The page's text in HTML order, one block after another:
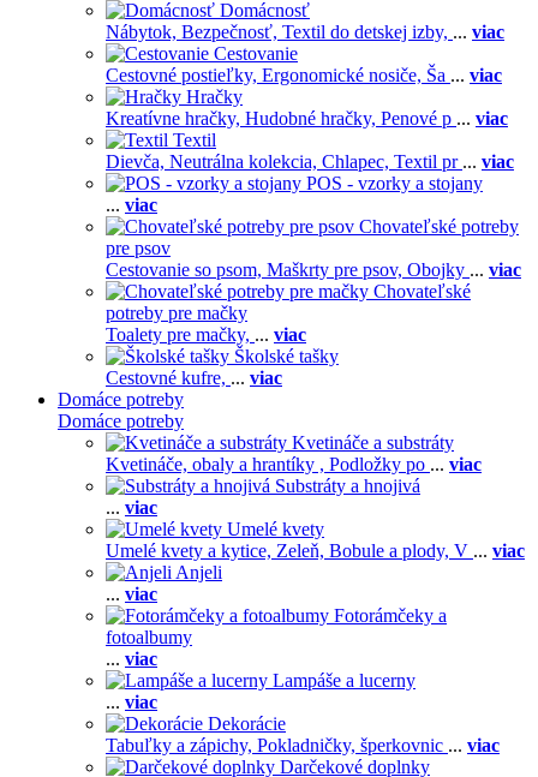
Domácnosť
Nábytok, Bezpečnosť, Textil do detskej izby, ... viac
Cestovanie
Cestovné postieľky, Ergonomické nosiče, Ša ... viac
Hračky
Kreatívne hračky, Hudobné hračky, Penové p ... viac
Textil
Dievča, Neutrálna kolekcia, Chlapec, Textil pr ... viac
POS - vzorky a stojany
... viac
Chovateľské potreby
pre psov
Cestovanie so psom, Maškrty pre psov, Obojky ... viac
Chovateľské
potreby pre mačky
Toalety pre mačky, ... viac
Školské tašky
Cestovné kufre, ... viac
Domáce potreby
Domáce potreby
Kvetináče a substráty
Kvetináče, obaly a hrantíky , Podložky po ... viac
Substráty a hnojivá
... viac
Umelé kvety
Umelé kvety a kytice, Zeleň, Bobule a plody, V ... viac
Anjeli
... viac
Fotorámčeky a
fotoalbumy
... viac
Lampáše a lucerny
... viac
Dekorácie
Tabuľky a zápichy, Pokladničky, šperkovnic ... viac
Darčekové doplnky